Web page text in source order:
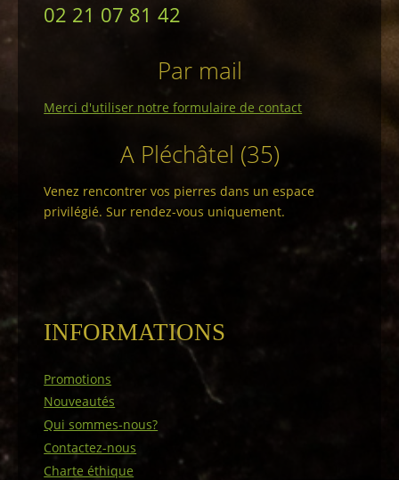
02 21 07 81 42
Par mail
Merci d'utiliser notre formulaire de contact
A Pléchâtel (35)
Venez rencontrer vos pierres dans un espace
privilégié. Sur rendez-vous uniquement.
INFORMATIONS
Promotions
Nouveautés
Qui sommes-nous?
Contactez-nous
Charte éthique